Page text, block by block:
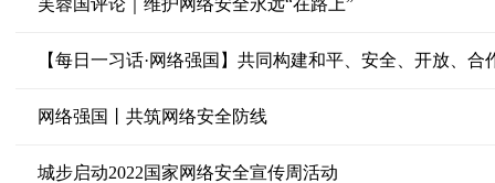
芙蓉国评论｜维护网络安全永远“在路上”
【每日一习话·网络强国】共同构建和平、安全、开放、合
网络强国丨共筑网络安全防线
城步启动2022国家网络安全宣传周活动